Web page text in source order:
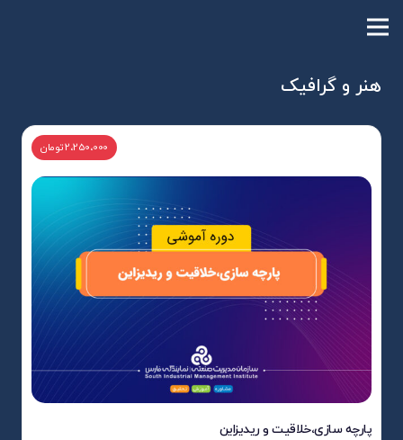
هنر و گرافیک
2،250،000 تومان
پارچه سازی،خلاقیت و ریدیزاین